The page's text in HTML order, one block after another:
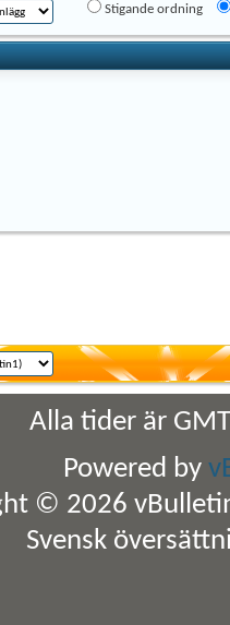
Stigande ordning
Alla tider är
Powered by
© 2026
Svensk